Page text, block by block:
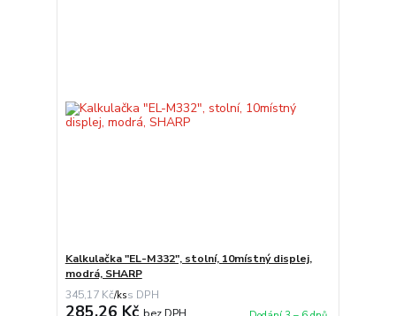
Kalkulačka "EL-M332", stolní, 10místný displej,
modrá, SHARP
345,17 Kč/ks